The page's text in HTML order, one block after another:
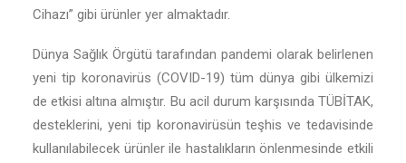
Cihazı” gibi ürünler yer almaktadır.
Dünya Sağlık Örgütü tarafından pandemi olarak belirlenen
yeni tip koronavirüs (COVID-19) tüm dünya gibi ülkemizi
de etkisi altına almıştır. Bu acil durum karşısında TÜBİTAK,
desteklerini, yeni tip koronavirüsün teşhis ve tedavisinde
kullanılabilecek ürünler ile hastalıkların önlenmesinde etkili